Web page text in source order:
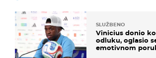
SLUŽBENO
Vinicius donio
odluku, oglasio
emotivnom